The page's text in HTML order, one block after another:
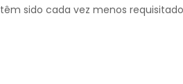
têm sido cada vez menos